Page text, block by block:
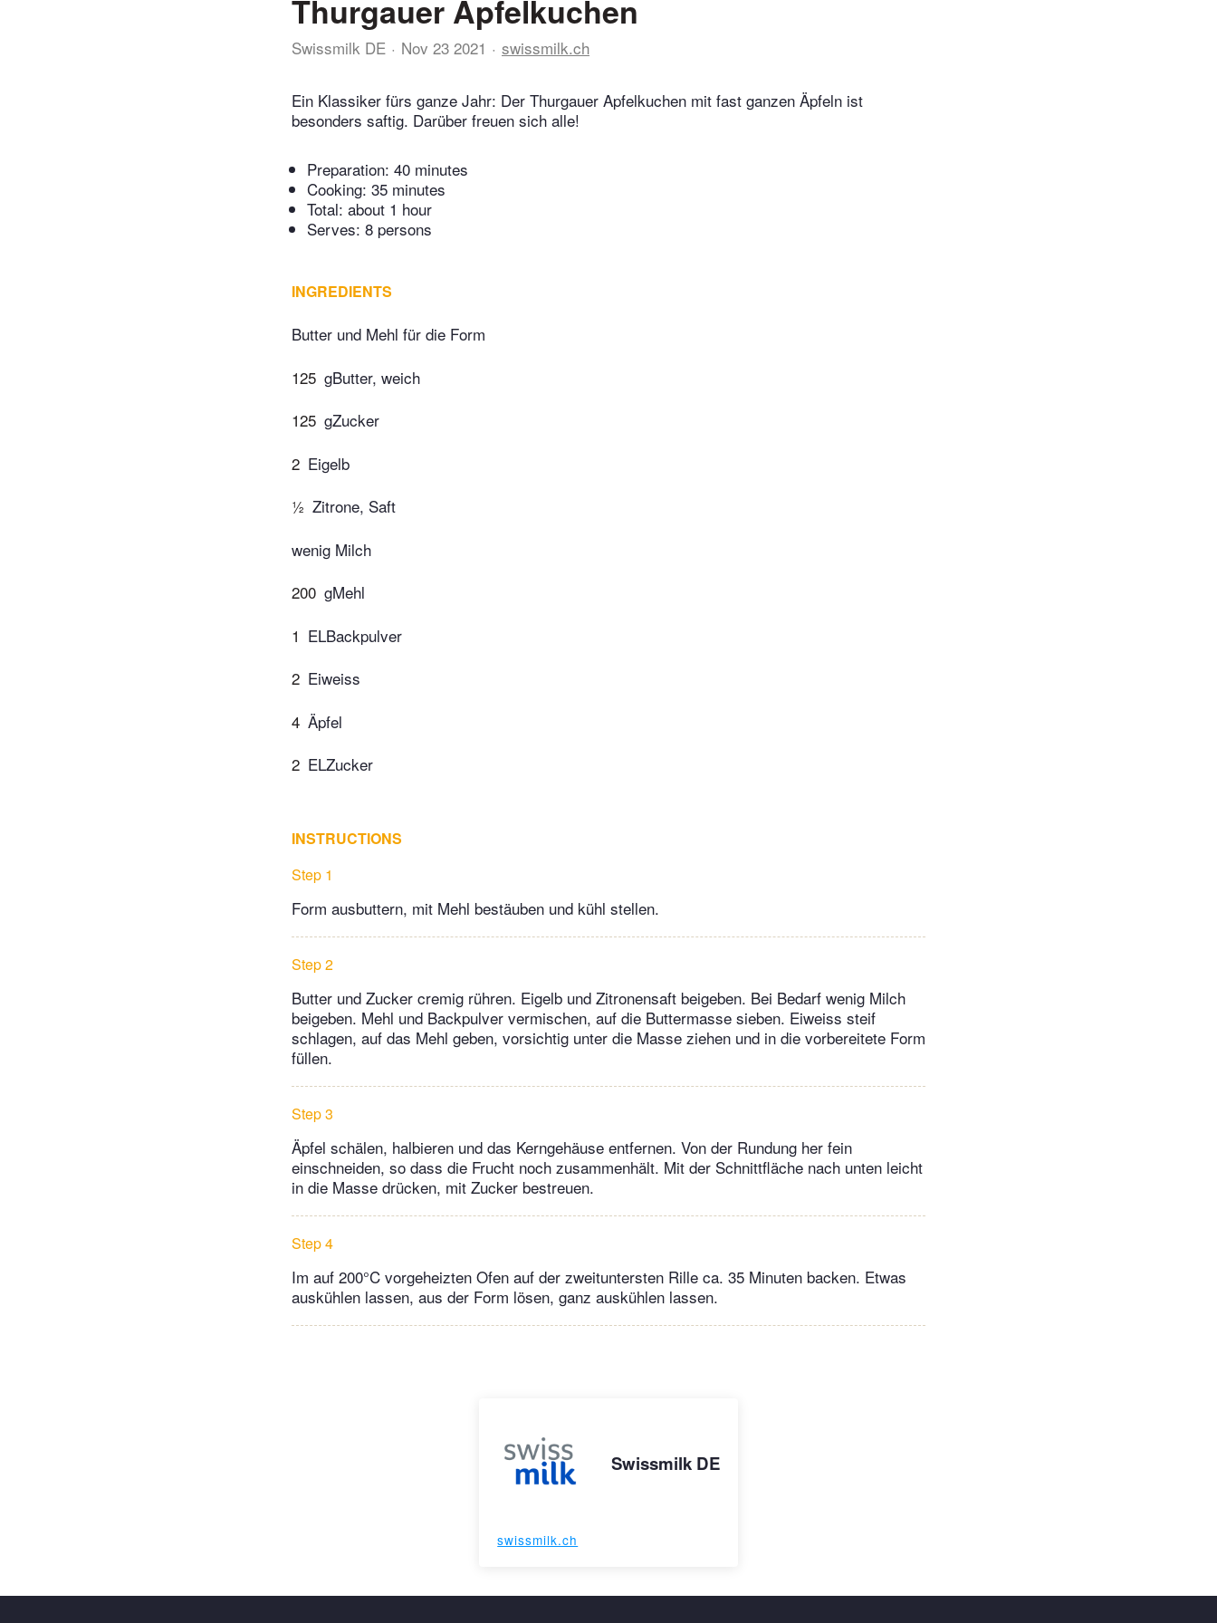
Thurgauer Apfelkuchen
Swissmilk DE Nov 23 2021 swissmilk.ch
Ein Klassiker fürs ganze Jahr: Der Thurgauer Apfelkuchen mit fast ganzen Äpfeln ist
besonders saftig. Darüber freuen sich alle!
Preparation: 40 minutes
Cooking: 35 minutes
Total: about 1 hour
Serves: 8 persons
INGREDIENTS
Butter und Mehl für die Form
125 gButter, weich
125 gZucker
2 Eigelb
½ Zitrone, Saft
wenig Milch
200 gMehl
1 ELBackpulver
2 Eiweiss
4 Äpfel
2 ELZucker
INSTRUCTIONS
Step 1
Form ausbuttern, mit Mehl bestäuben und kühl stellen.
Step 2
Butter und Zucker cremig rühren. Eigelb und Zitronensaft beigeben. Bei Bedarf wenig Milch
beigeben. Mehl und Backpulver vermischen, auf die Buttermasse sieben. Eiweiss steif
schlagen, auf das Mehl geben, vorsichtig unter die Masse ziehen und in die vorbereitete Form
füllen.
Step 3
Äpfel schälen, halbieren und das Kerngehäuse entfernen. Von der Rundung her fein
einschneiden, so dass die Frucht noch zusammenhält. Mit der Schnittfläche nach unten leicht
in die Masse drücken, mit Zucker bestreuen.
Step 4
Im auf 200°C vorgeheizten Ofen auf der zweituntersten Rille ca. 35 Minuten backen. Etwas
auskühlen lassen, aus der Form lösen, ganz auskühlen lassen.
Swissmilk DE
swissmilk.ch